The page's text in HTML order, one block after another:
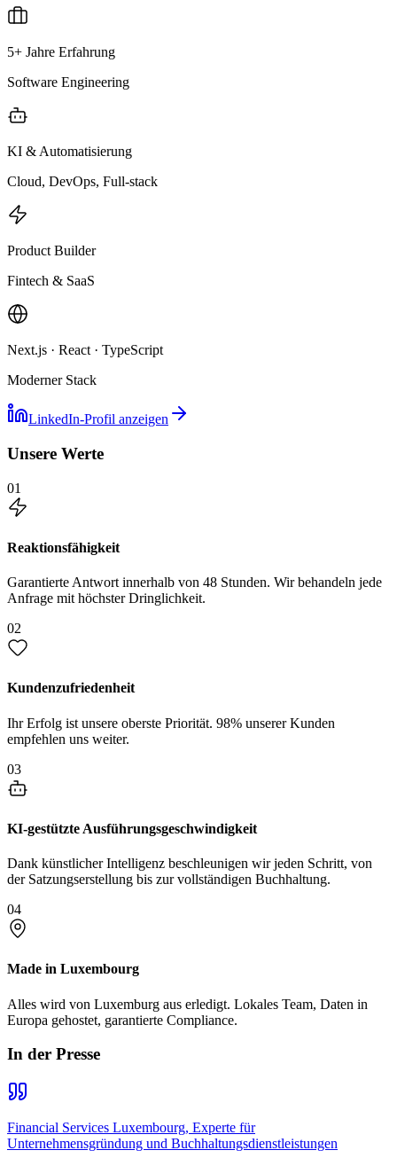
5+ Jahre Erfahrung
Software Engineering
KI & Automatisierung
Cloud, DevOps, Full-stack
Product Builder
Fintech & SaaS
Next.js · React · TypeScript
Moderner Stack
LinkedIn-Profil anzeigen
Unsere Werte
01
Reaktionsfähigkeit
Garantierte Antwort innerhalb von 48 Stunden. Wir behandeln jede
Anfrage mit höchster Dringlichkeit.
02
Kundenzufriedenheit
Ihr Erfolg ist unsere oberste Priorität. 98% unserer Kunden
empfehlen uns weiter.
03
KI-gestützte Ausführungsgeschwindigkeit
Dank künstlicher Intelligenz beschleunigen wir jeden Schritt, von
der Satzungserstellung bis zur vollständigen Buchhaltung.
04
Made in Luxembourg
Alles wird von Luxemburg aus erledigt. Lokales Team, Daten in
Europa gehostet, garantierte Compliance.
In der Presse
Financial Services Luxembourg, Experte für
Unternehmensgründung und Buchhaltungsdienstleistungen